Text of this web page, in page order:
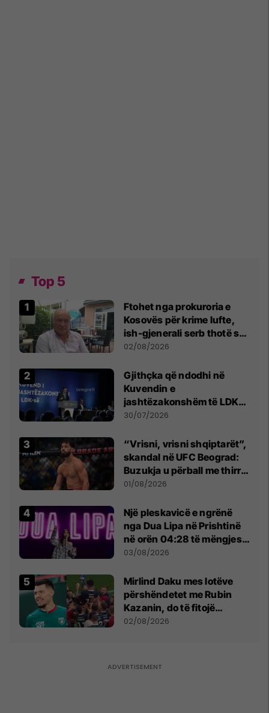
Top 5
Ftohet nga prokuroria e
Kosovës për krime lufte,
ish-gjenerali serb thotë se
dikush e tradhtoi në
02/08/2026
Gjithçka që ndodhi në
Kuvendin e
jashtëzakonshëm të LDK-
së
30/07/2026
“Vrisni, vrisni shqiptarët”,
skandal në UFC Beograd:
Buzukja u përball me thirrje
anti-shqiptare nga
01/08/2026
Një pleskavicë e ngrënë
nga Dua Lipa në Prishtinë
në orën 04:28 të mëngjesit
- dhe bota digjitale serbe
03/08/2026
Mirlind Daku mes lotëve
përshëndetet me Rubin
Kazanin, do të fitojë
miliona te Spartak Moska
02/08/2026